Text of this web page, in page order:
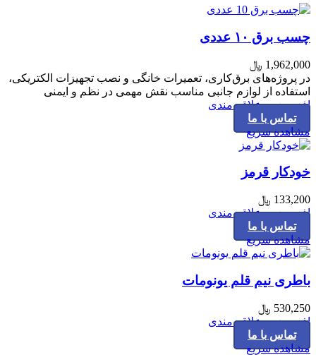
چسب برق ۱۰ عددی
1,962,000 ﷼
در پروژه‌های برق‌کاری، تعمیرات خانگی و نصب تجهیزات الکتریکی،
استفاده از لوازم جانبی مناسب نقش مهمی در نظم و ایمنی
افزودن به علاقه مندی
تماس با ما
مشاهده سریع
خودکار قرمز
133,200 ﷼
افزودن به علاقه مندی
تماس با ما
مشاهده سریع
باطری نیم قلم یونومات
530,250 ﷼
افزودن به علاقه مندی
تماس با ما
مشاهده سریع